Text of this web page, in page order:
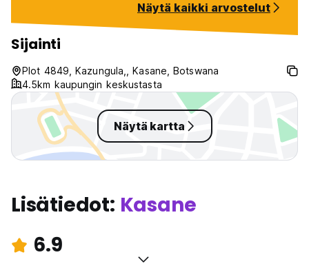
Näytä kaikki arvostelut
Sijainti
Plot 4849, Kazungula,, Kasane, Botswana
4.5km kaupungin keskustasta
Näytä kartta
Lisätiedot: Kasane
6.9